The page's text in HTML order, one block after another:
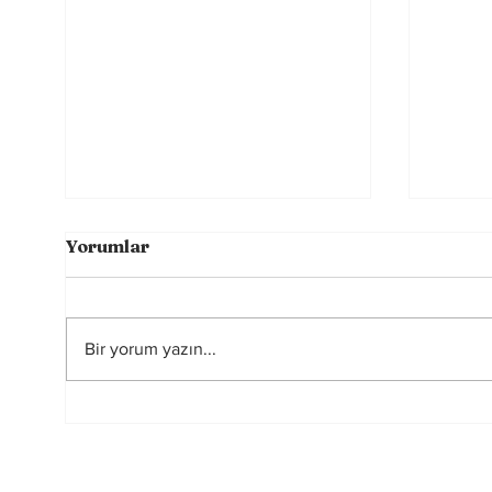
Yorumlar
Bir yorum yazın...